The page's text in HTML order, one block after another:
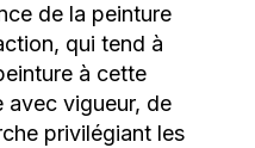
de la peinture
qui tend à
à cette
avec vigueur, de
privilégiant les